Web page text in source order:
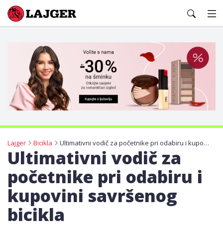
Lajger
Lajger Bicikla Ultimativni vodič za početnike pri odabiru i kupovini savršenog bicikla
Ultimativni vodič za
početnike pri odabiru i
kupovini savršenog
bicikla